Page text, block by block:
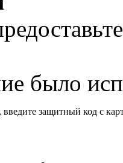
было
защитный код с